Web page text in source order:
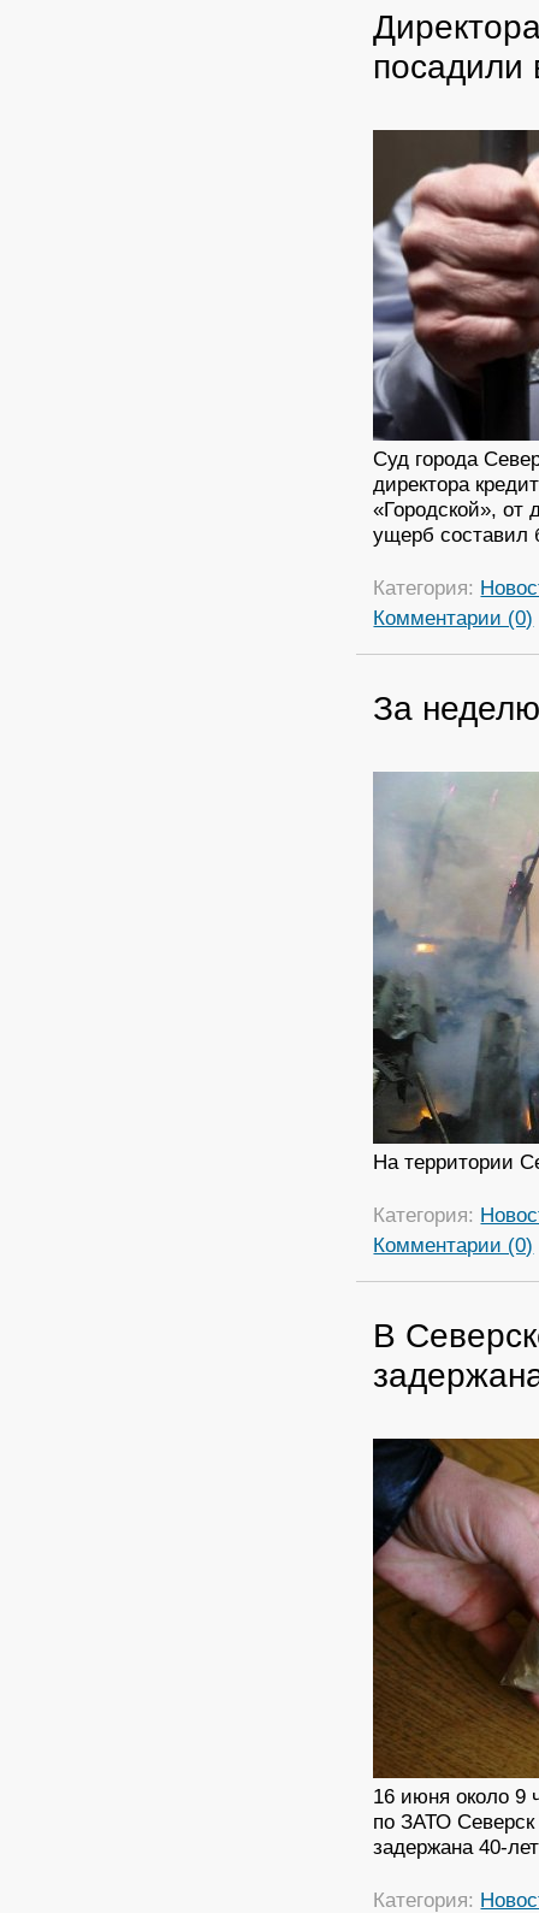
посадили
Суд города
директора
«Городской», от
ущерб составил
Категория:
Комментарии (0)
За
На территории
Категория:
Комментарии (0)
В
16 июня около 9
по ЗАТО
задержана 40-
Категория: